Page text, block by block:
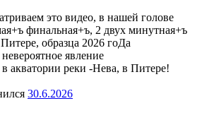
это видео, в нашей голове
финальная+ъ, 2 двух минутная+ъ
образца 2026 гоДа
явление
акватории реки -Нева, в Питере!
30.6.2026